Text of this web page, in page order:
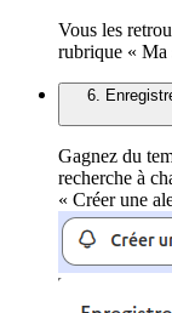
Vous les
rubrique « Ma
6.
Gagnez du
recherche à
« Créer une